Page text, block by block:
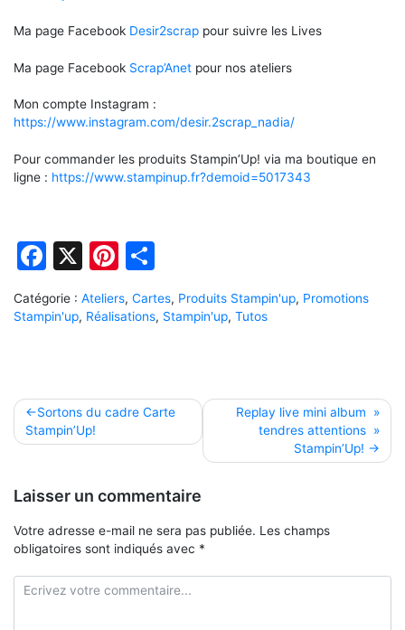
Ma page Facebook Desir2scrap pour suivre les Lives
Ma page Facebook Scrap’Anet pour nos ateliers
Mon compte Instagram :
https://www.instagram.com/desir.2scrap_nadia/
Pour commander les produits Stampin’Up! via ma boutique en
ligne : https://www.stampinup.fr?demoid=5017343
Facebook
X Pinterest
Catégorie : Ateliers, Cartes, Produits Stampin'up, Promotions
Stampin'up, Réalisations, Stampin'up, Tutos
Navigation
de
Sortons du cadre Carte
Stampin’Up!
Replay live mini album »
tendres attentions »
Stampin’Up!
Laisser un commentaire
Votre adresse e-mail ne sera pas publiée. Les champs
obligatoires sont indiqués avec *